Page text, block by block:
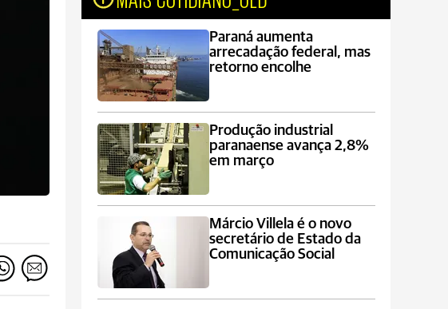
Paraná aumenta
arrecadação federal, mas
retorno encolhe
Produção industrial
paranaense avança 2,8%
em março
Márcio Villela é o novo
secretário de Estado da
Comunicação Social